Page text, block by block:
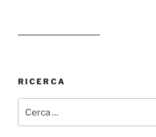
RICERCA